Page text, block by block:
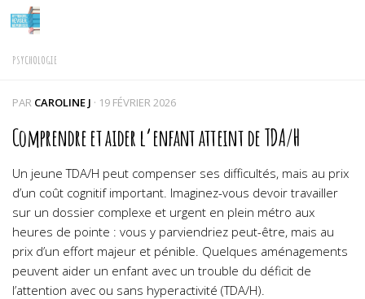
Skip to content
PSYCHOLOGIE
PAR CAROLINE J · 19 FÉVRIER 2026
Comprendre et aider l’enfant atteint de TDA/H
Un jeune TDA/H peut compenser ses difficultés, mais au prix
d’un coût cognitif important. Imaginez-vous devoir travailler
sur un dossier complexe et urgent en plein métro aux
heures de pointe : vous y parviendriez peut-être, mais au
prix d’un effort majeur et pénible. Quelques aménagements
peuvent aider un enfant avec un trouble du déficit de
l’attention avec ou sans hyperactivité (TDA/H).